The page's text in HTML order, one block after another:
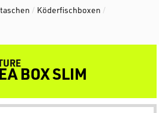
/ Köderfischboxen /
BOX SLIM